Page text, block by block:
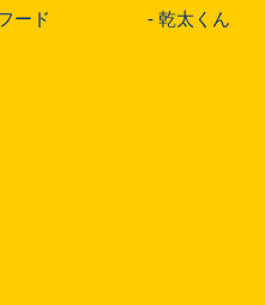
ード
-乾太くん